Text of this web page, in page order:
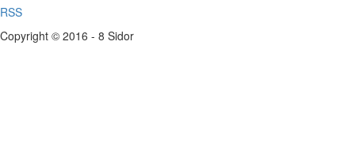
RSS
Copyright © 2016 - 8 Sidor